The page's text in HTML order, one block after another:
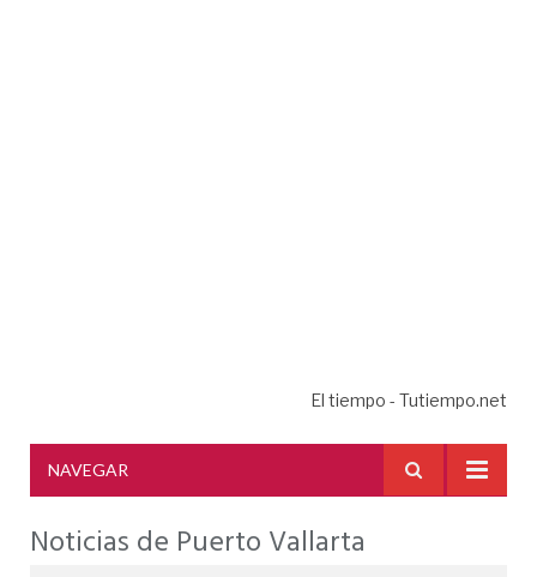
El tiempo - Tutiempo.net
NAVEGAR
Noticias de Puerto Vallarta